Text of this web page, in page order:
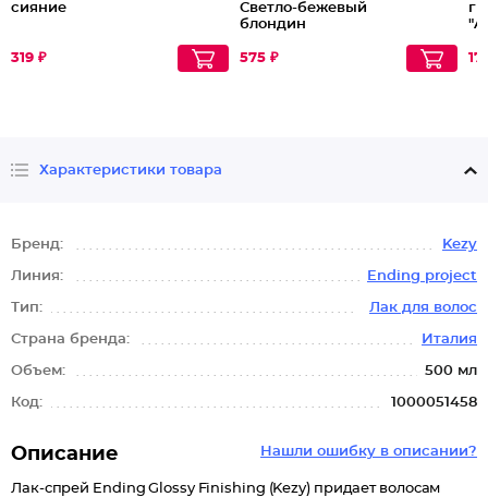
сияние
319 ₽
Светло-бежевый
блондин
575 ₽
Характеристики товара
Бренд: Kezy
Линия: Ending project
Тип: Лак для волос
Страна бренда: Италия
Объем: 500 мл
Код: 1000051458
Нашли ошибку в описании?
Описание
Лак-спрей Ending Glossy Finishing (Kezy) придает волосам